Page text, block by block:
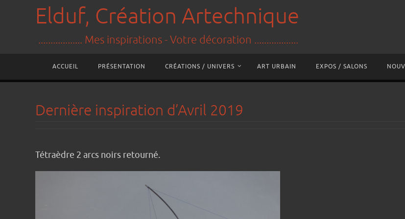
Elduf, Création Artechnique
.................. Mes inspirations - Votre décoration ..................
ACCUEIL PRÉSENTATION CRÉATIONS / UNIVERS ART URBAIN EXPOS / SALONS
Dernière inspiration d’Avril 2019
Tétraèdre 2 arcs noirs retourné.